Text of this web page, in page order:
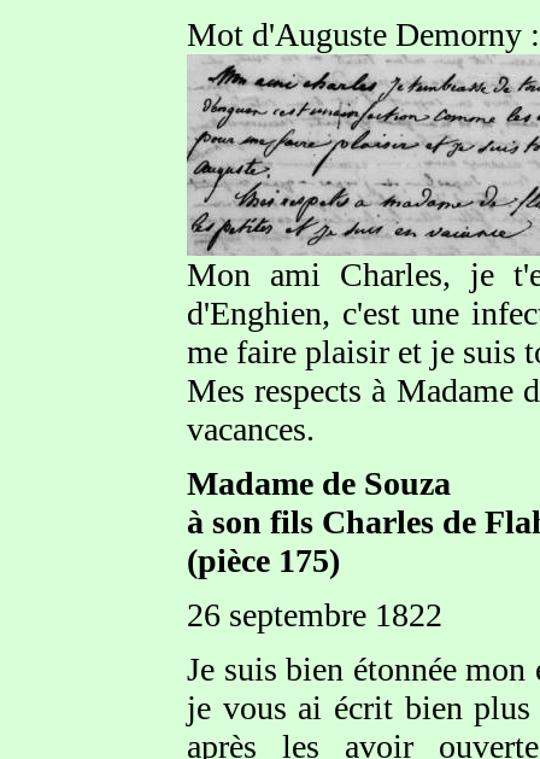
Mot d'Auguste Demorny :
Mon ami Charles, je
d'Enghien, c'est une
me faire plaisir et je suis
Mes respects à Madame
vacances.
Madame de Souza
à son fils Charles de
(pièce 175)
26 septembre 1822
Je suis bien étonnée
je vous ai écrit bien
après les avoir